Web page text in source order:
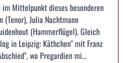
im Mittelpunkt dieses besonderen
(Tenor), Julia Nachtmann
(Hammerflügel). Gleich
in Leipzig: Käthchen" mit Franz
wo Pregardien mi...